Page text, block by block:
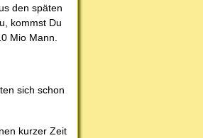
den späten
kommst Du
Mio Mann.
sich schon
kurzer Zeit